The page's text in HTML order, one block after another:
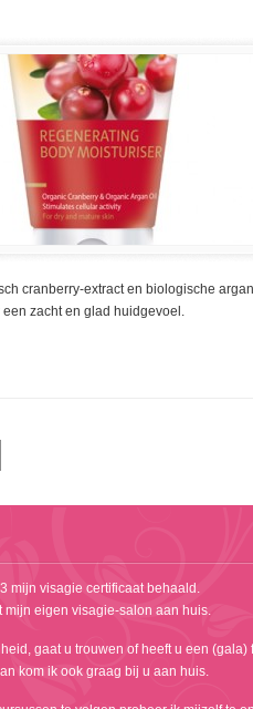
cranberry-extract en biologische
zacht en glad huidgevoel.
mijn visagie certificaat behaald.
mijn eigen visagie-salon aan huis.
gaat u trouwen of heeft u een
kom ik ook graag bij u aan huis.